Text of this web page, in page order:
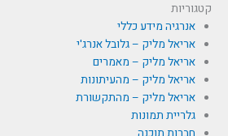
קטגוריות
אנרגיה מידע כללי
אריאל מליק – גלובל אנרג'י
אריאל מליק – מאמרים
אריאל מליק – מהעיתונות
אריאל מליק – מהתקשורת
גלריית תמונות